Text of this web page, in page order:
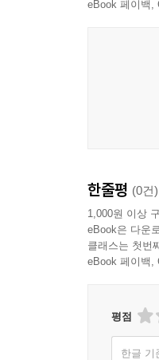
eBook 페이백,
한줄평 (0건)
1,000원 이상
eBook은 다운
클래스는 첫번
eBook 페이백,
평점
한글 기